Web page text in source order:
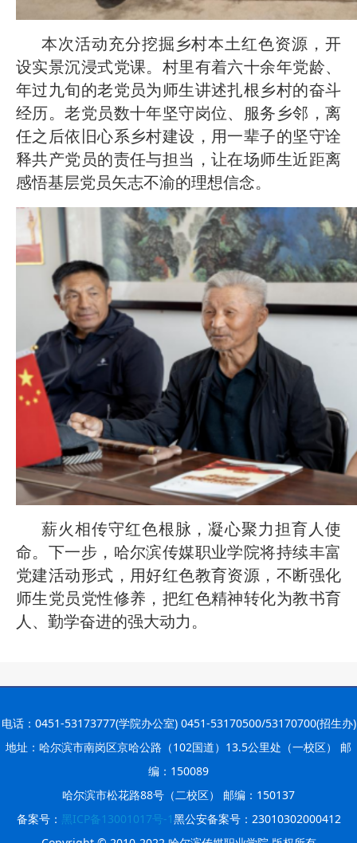
本次活动充分挖掘乡村本土红色资源，开
设实景沉浸式党课。村里有着六十余年党龄、
年过九旬的老党员为师生讲述扎根乡村的奋斗
经历。老党员数十年坚守岗位、服务乡邻，离
任之后依旧心系乡村建设，用一辈子的坚守诠
释共产党员的责任与担当，让在场师生近距离
感悟基层党员矢志不渝的理想信念。
薪火相传守红色根脉，凝心聚力担育人使
命。下一步，哈尔滨传媒职业学院将持续丰富
党建活动形式，用好红色教育资源，不断强化
师生党员党性修养，把红色精神转化为教书育
人、勤学奋进的强大动力。
电话：0451-53173777(学院办公室) 0451-53170500/53170700(招生办)
地址：哈尔滨市南岗区京哈公路（102国道）13.5公里处（一校区） 邮
编：150089
哈尔滨市松花路88号（二校区） 邮编：150137
备案号： 黑ICP备13001017号-1黑公安备案号：23010302000412